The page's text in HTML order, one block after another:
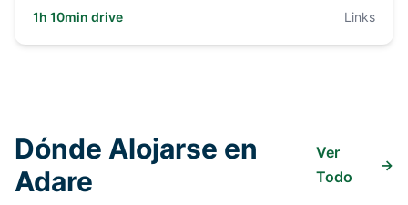
1h 10min drive
Links
Dónde Alojarse en
Adare
Ver
Todo
→